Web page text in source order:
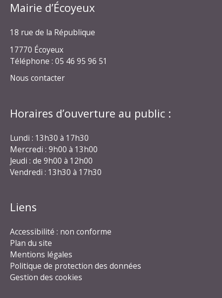
Mairie d’Écoyeux
18 rue de la République
17770 Écoyeux
Téléphone : 05 46 95 96 51
Nous contacter
Horaires d’ouverture au public :
Lundi : 13h30 à 17h30
Mercredi : 9h00 à 13h00
Jeudi : de 9h00 à 12h00
Vendredi : 13h30 à 17h30
Liens
Accessibilité : non conforme
Plan du site
Mentions légales
Politique de protection des données
Gestion des cookies